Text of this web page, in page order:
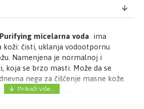
micelarna voda ima
čisti, uklanja vodootpornu
Namenjena je normalnoj i
koja se brzo masti. Može da se
nega za čišćenje masne kože.
Natopite pamučni tufer micelarnom